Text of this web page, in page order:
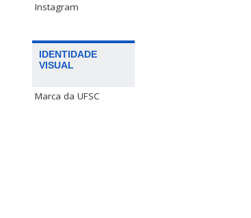
Instagram
IDENTIDADE
VISUAL
Marca da UFSC